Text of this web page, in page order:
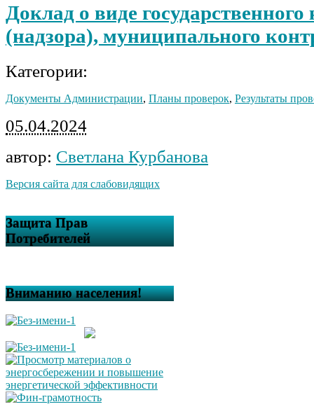
Доклад о виде государственного
(надзора), муниципального
Категории:
Документы Администрации, Планы проверок, Результаты
05.04.2024
автор: Светлана Курбанова
Версия сайта для слабовидящих
Защита Прав
Потребителей
Вниманию населения!